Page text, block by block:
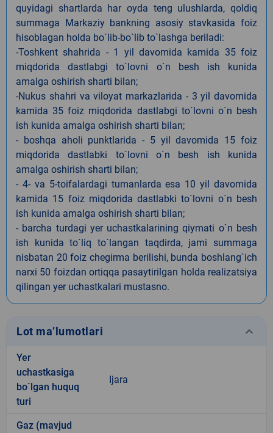
quyidagi shartlarda har oyda teng ulushlarda, qoldiq
summaga Markaziy bankning asosiy stavkasida foiz
hisoblagan holda bo`lib-bo`lib to`lashga beriladi:
-Toshkent shahrida - 1 yil davomida kamida 35 foiz
miqdorida dastlabgi to`lovni o`n besh ish kunida
amalga oshirish sharti bilan;
-Nukus shahri va viloyat markazlarida - 3 yil davomida
kamida 35 foiz miqdorida dastlabgi to`lovni o`n besh
ish kunida amalga oshirish sharti bilan;
- boshqa aholi punktlarida - 5 yil davomida 15 foiz
miqdorida dastlabki to`lovni o`n besh ish kunida
amalga oshirish sharti bilan;
- 4- va 5-toifalardagi tumanlarda esa 10 yil davomida
kamida 15 foiz miqdorida dastlabki to`lovni o`n besh
ish kunida amalga oshirish sharti bilan;
- barcha turdagi yer uchastkalarining qiymati o`n besh
ish kunida to`liq to`langan taqdirda, jami summaga
nisbatan 20 foiz chegirma berilishi, bunda boshlang`ich
narxi 50 foizdan ortiqqa pasaytirilgan holda realizatsiya
qilingan yer uchastkalari mustasno.
Lot ma’lumotlari keyboard_arrow_down
Yer
uchastkasiga
bo`lgan huquq
turi
Ijara
Gaz (mavjud